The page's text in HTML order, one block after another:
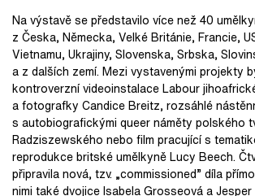
Na výstavě se představilo více než 40
z Česka, Německa, Velké Británie, Francie,
Vietnamu, Ukrajiny, Slovenska, Srbska,
a z dalších zemí. Mezi vystavenými projekty
kontroverzní videoinstalace Labour
a fotografky Candice Breitz, rozsáhlé
s autobiografickými queer náměty polského
Radziszewského nebo film pracující s
reprodukce britské umělkyně Lucy Beech.
připravila nová, tzv. „commissioned” díla
nimi také dvojice Isabela Grosseová a Jesper